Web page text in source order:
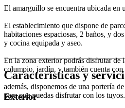
El amarguillo se encuentra ubicada en
El establecimiento que dispone de
habitaciones espaciosas, 2 baños, y
y cocina equipada y aseo.
En la zona exterior podrás disfrutar de
columpio, jardín, y también cuenta con
además, disponemos de una portería
para que puedas disfrutar con los tuyos.
Características y
Exterior